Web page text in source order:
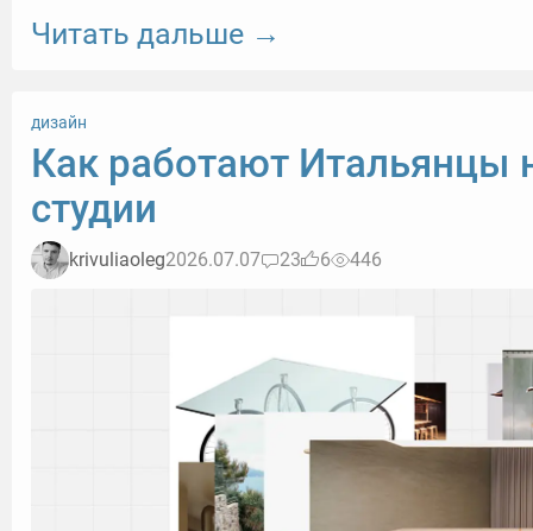
Читать дальше →
дизайн
Как работают Итальянцы
студии
krivuliaoleg2026.07.07 23 6 446